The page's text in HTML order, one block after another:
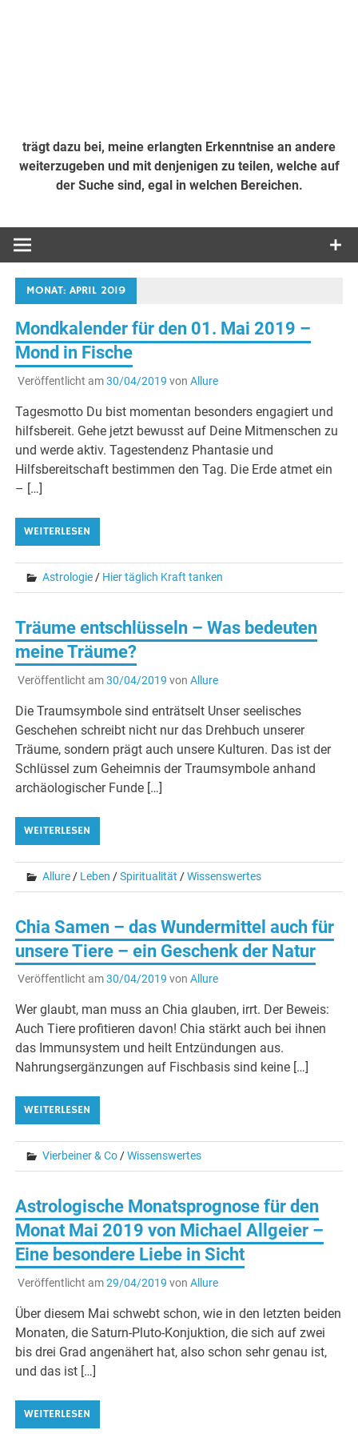
trägt dazu bei, meine erlangten Erkenntnise an andere
weiterzugeben und mit denjenigen zu teilen, welche auf
der Suche sind, egal in welchen Bereichen.
MONAT:APRIL 2019
Mondkalender für den 01. Mai 2019 –
Mond in Fische
Veröffentlicht am30/04/2019 von Allure
Tagesmotto Du bist momentan besonders engagiert und
hilfsbereit. Gehe jetzt bewusst auf Deine Mitmenschen zu
und werde aktiv. Tagestendenz Phantasie und
Hilfsbereitschaft bestimmen den Tag. Die Erde atmet ein
– […]
WEITERLESEN
Astrologie/ Hier täglich Kraft tanken
Träume entschlüsseln – Was bedeuten
meine Träume?
Veröffentlicht am30/04/2019 von Allure
Die Traumsymbole sind enträtselt Unser seelisches
Geschehen schreibt nicht nur das Drehbuch unserer
Träume, sondern prägt auch unsere Kulturen. Das ist der
Schlüssel zum Geheimnis der Traumsymbole anhand
archäologischer Funde […]
WEITERLESEN
Allure / Leben /Spiritualität /Wissenswertes
Chia Samen – das Wundermittel auch für
unsere Tiere – ein Geschenk der Natur
Veröffentlicht am30/04/2019 von Allure
Wer glaubt, man muss an Chia glauben, irrt. Der Beweis:
Auch Tiere profitieren davon! Chia stärkt auch bei ihnen
das Immunsystem und heilt Entzündungen aus.
Nahrungsergänzungen auf Fischbasis sind keine […]
WEITERLESEN
Vierbeiner & Co/Wissenswertes
Astrologische Monatsprognose für den
Monat Mai 2019 von Michael Allgeier –
Eine besondere Liebe in Sicht
Veröffentlicht am29/04/2019 von Allure
Über diesem Mai schwebt schon, wie in den letzten beiden
Monaten, die Saturn-Pluto-Konjuktion, die sich auf zwei
bis drei Grad angenähert hat, also schon sehr genau ist,
und das ist […]
WEITERLESEN